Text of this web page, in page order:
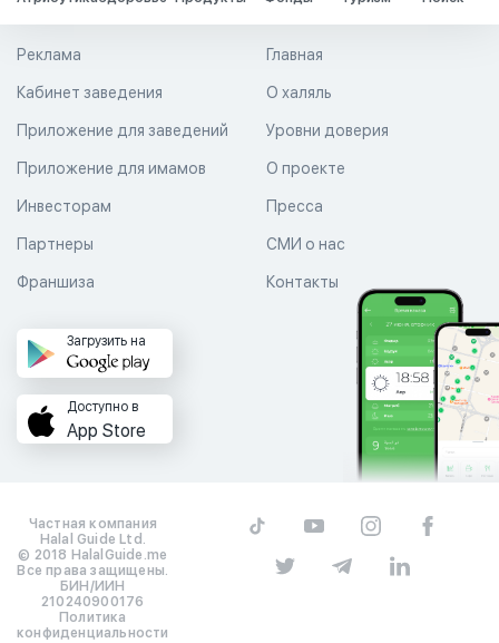
Главная
О халяль
Уровни доверия
Реклама
Кабинет заведения
Приложение для заведений
Приложение для имамов О проекте
Пресса
СМИ о нас
Контакты
Инвесторам
Партнеры
Франшиза
Загрузить на
Доступно в
App Store
Частная компания
Halal Guide Ltd.
© 2018 HalalGuide.me
Все права защищены.
БИН/ИИН
210240900176
Политика
конфиденциальности